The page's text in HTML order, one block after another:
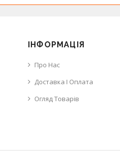
ІНФОРМАЦІЯ
Про Нас
Доставка І Оплата
Огляд Товарів